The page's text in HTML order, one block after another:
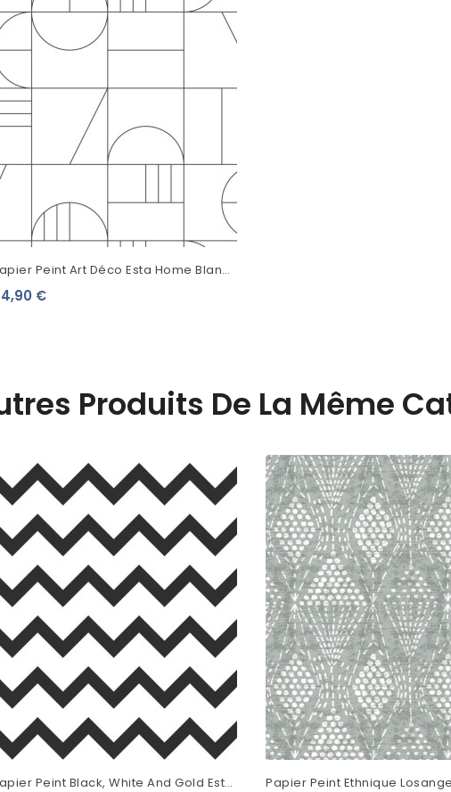
Peint Art Déco Esta Home Blanc
Noir 139142
€
Produits De La Même
Peint Black, White And Gold Esta
Papier Peint Ethnique